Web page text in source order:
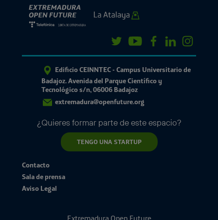
Edificio CEINNTEC - Campus Universitario de
Badajoz. Avenida del Parque Científico y
Tecnológico s/n, 06006 Badajoz
extremadura@openfuture.org
¿Quieres formar parte de este espacio?
TENGO UNA STARTUP
Contacto
Sala de prensa
Aviso Legal
Extremadura Open Future